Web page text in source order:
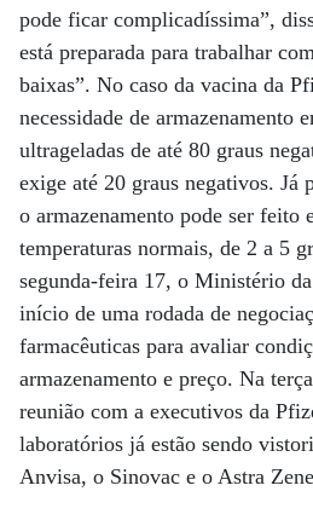
pode ficar complicadíssima”,
está preparada para trabalhar
baixas”. No caso da vacina da
necessidade de armazenamento
ultrageladas de até 80 graus
exige até 20 graus negativos. Já
o armazenamento pode ser feito
temperaturas normais, de 2 a 5
segunda-feira 17, o Ministério
início de uma rodada de
farmacêuticas para avaliar
armazenamento e preço. Na
reunião com a executivos da
laboratórios já estão sendo
Anvisa, o Sinovac e o Astra